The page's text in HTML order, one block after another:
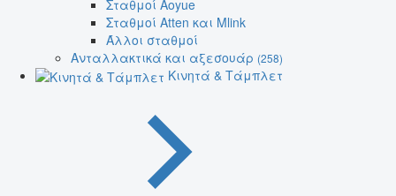
Σταθμοί Aoyue
Σταθμοί Atten και Mlink
Άλλοι σταθμοί
Ανταλλακτικά και αξεσουάρ (258)
Κινητά & Τάμπλετ